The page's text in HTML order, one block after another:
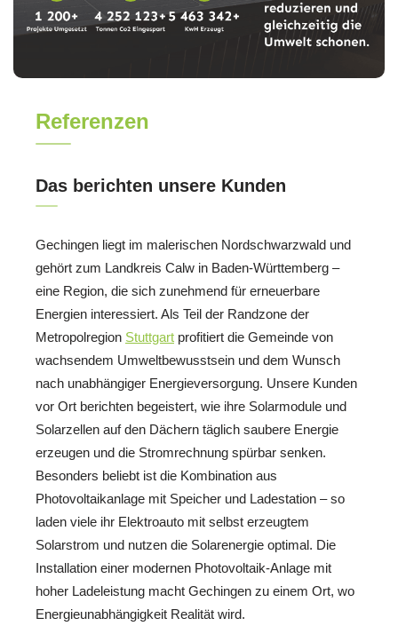
Referenzen
Das berichten unsere Kunden
Gechingen liegt im malerischen Nordschwarzwald und
gehört zum Landkreis Calw in Baden-Württemberg –
eine Region, die sich zunehmend für erneuerbare
Energien interessiert. Als Teil der Randzone der
Metropolregion Stuttgart profitiert die Gemeinde von
wachsendem Umweltbewusstsein und dem Wunsch
nach unabhängiger Energieversorgung. Unsere Kunden
vor Ort berichten begeistert, wie ihre Solarmodule und
Solarzellen auf den Dächern täglich saubere Energie
erzeugen und die Stromrechnung spürbar senken.
Besonders beliebt ist die Kombination aus
Photovoltaikanlage mit Speicher und Ladestation – so
laden viele ihr Elektroauto mit selbst erzeugtem
Solarstrom und nutzen die Solarenergie optimal. Die
Installation einer modernen Photovoltaik-Anlage mit
hoher Ladeleistung macht Gechingen zu einem Ort, wo
Energieunabhängigkeit Realität wird.